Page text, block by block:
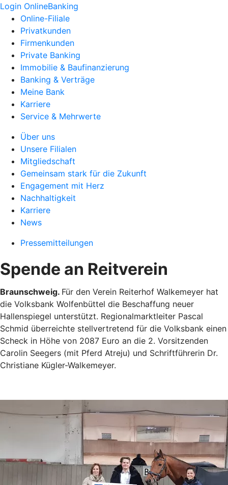
Login OnlineBanking
Online-Filiale
Privatkunden
Firmenkunden
Private Banking
Immobilie & Baufinanzierung
Banking & Verträge
Meine Bank
Karriere
Service & Mehrwerte
Über uns
Unsere Filialen
Mitgliedschaft
Gemeinsam stark für die Zukunft
Engagement mit Herz
Nachhaltigkeit
Karriere
News
Pressemitteilungen
Spende an Reitverein
Braunschweig. Für den Verein Reiterhof Walkemeyer hat
die Volksbank Wolfenbüttel die Beschaffung neuer
Hallenspiegel unterstützt. Regionalmarktleiter Pascal
Schmid überreichte stellvertretend für die Volksbank einen
Scheck in Höhe von 2087 Euro an die 2. Vorsitzenden
Carolin Seegers (mit Pferd Atreju) und Schriftführerin Dr.
Christiane Kügler-Walkemeyer.